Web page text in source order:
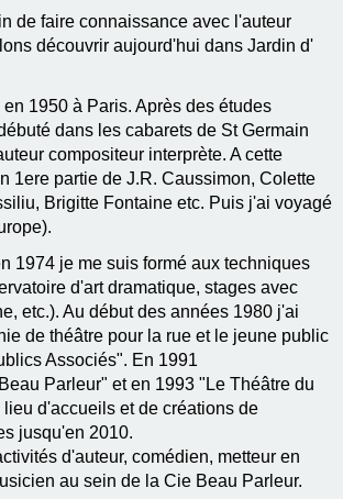
de faire connaissance avec l'auteur
découvrir aujourd'hui dans Jardin d'
1950 à Paris. Après des études
dans les cabarets de St Germain
compositeur interprète. A cette
1ere partie de J.R. Caussimon, Colette
Brigitte Fontaine etc. Puis j'ai voyagé
1974 je me suis formé aux techniques
d'art dramatique, stages avec
etc.). Au début des années 1980 j'ai
de théâtre pour la rue et le jeune public
Associés". En 1991
Parleur" et en 1993 "Le Théâtre du
d'accueils et de créations de
jusqu'en 2010.
d'auteur, comédien, metteur en
au sein de la Cie Beau Parleur.